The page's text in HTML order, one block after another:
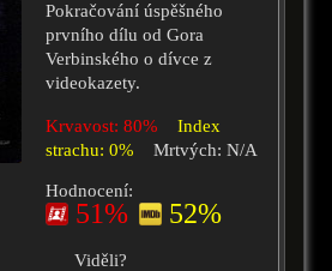
Pokračování úspěšného
prvního dílu od Gora
Verbinského o dívce z
videokazety.
Krvavost: 80%
Index
strachu: 0%
Mrtvých: N/A
Hodnocení:
51% 52%
Viděli?